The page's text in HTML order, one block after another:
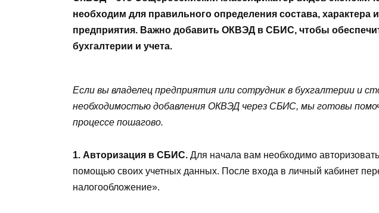
необходим для правильного определения состава, характера
предприятия. Важно добавить ОКВЭД в СБИС, чтобы
бухгалтерии и учета.
Если вы владелец предприятия или сотрудник в бухгалтерии и
необходимостью добавления ОКВЭД через СБИС, мы готовы
процессе пошагово.
1. Авторизация в СБИС. Для начала вам необходимо
помощью своих учетных данных. После входа в личный кабинет
налогообложение».